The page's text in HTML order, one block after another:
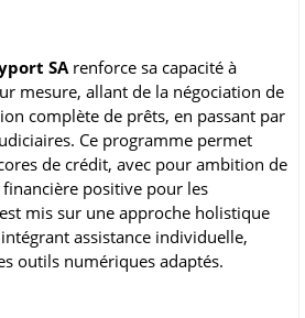
SArenforce sa capacité à
mesure, allant de la négociation de
complète de prêts, en passant par
Ce programme permet
de crédit, avec pour ambition de
positive pour les
mis sur une approche holistique
assistance individuelle,
outils numériques adaptés.